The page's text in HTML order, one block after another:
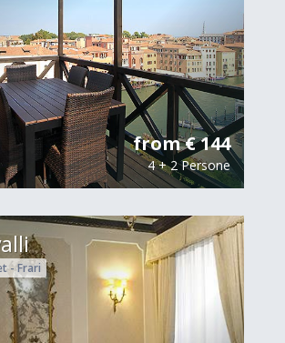
from € 144
4 + 2 Persone
- Frari